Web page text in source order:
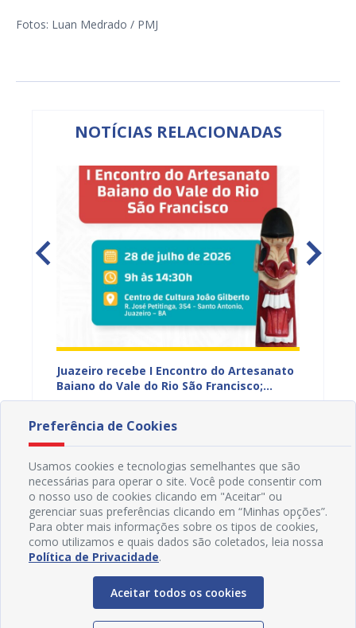
Fotos: Luan Medrado / PMJ
NOTÍCIAS RELACIONADAS
Juazeiro recebe I Encontro do Artesanato
Baiano do Vale do Rio São Francisco;
inscrições estão abertas
prazo
Preferência de Cookies
Usamos cookies e tecnologias semelhantes que são
necessárias para operar o site. Você pode consentir com
o nosso uso de cookies clicando em "Aceitar" ou
gerenciar suas preferências clicando em “Minhas opções”.
Para obter mais informações sobre os tipos de cookies,
como utilizamos e quais dados são coletados, leia nossa
Política de Privacidade.
Aceitar todos os cookies